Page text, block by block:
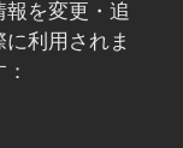
を変更・追
利用されま